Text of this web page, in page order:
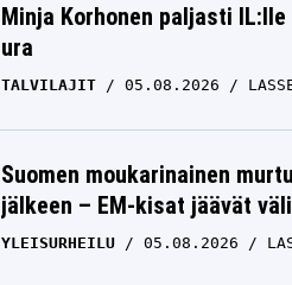
Minja Korhonen paljasti
ura
TALVILAJIT 05.08.2026
Suomen moukarinainen
jälkeen – EM-kisat jäävät
YLEISURHEILU 05.08.2026